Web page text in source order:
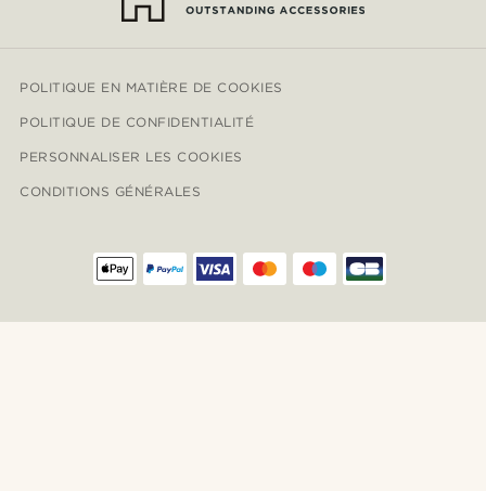
POLITIQUE EN MATIÈRE DE COOKIES
POLITIQUE DE CONFIDENTIALITÉ
PERSONNALISER LES COOKIES
CONDITIONS GÉNÉRALES